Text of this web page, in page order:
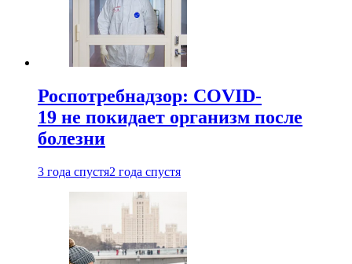
Роспотребнадзор: COVID-
19 не покидает организм после
болезни
3 года спустя2 года спустя